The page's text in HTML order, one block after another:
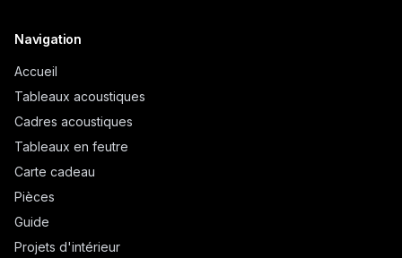
Navigation
Accueil
Tableaux acoustiques
Cadres acoustiques
Tableaux en feutre
Carte cadeau
Pièces
Guide
Projets d'intérieur